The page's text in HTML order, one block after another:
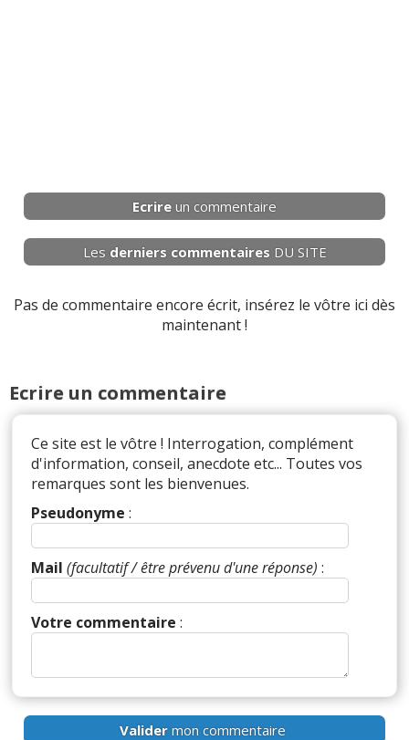
Ecrire un commentaire
Les derniers commentaires DU SITE
Pas de commentaire encore écrit, insérez le vôtre ici dès
maintenant !
Ecrire un commentaire
Ce site est le vôtre ! Interrogation, complément
d'information, conseil, anecdote etc... Toutes vos
remarques sont les bienvenues.
Pseudonyme :
Mail (facultatif / être prévenu d'une réponse) :
Votre commentaire :
Validermon commentaire